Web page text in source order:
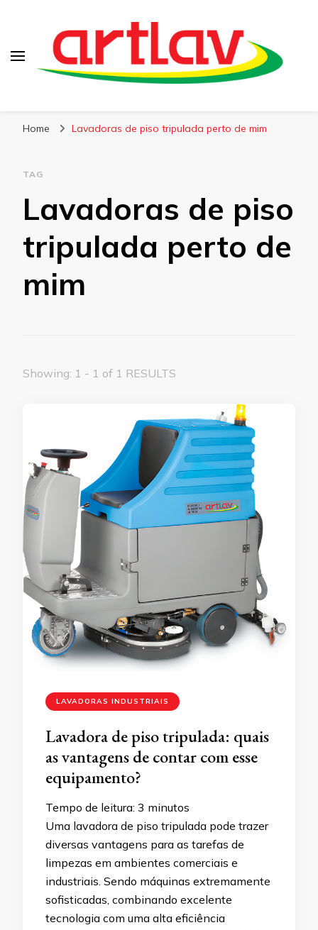
Home Lavadoras de piso tripulada perto de mim
TAG
Lavadoras de piso
tripulada perto de
mim
Showing: 1 - 1 of 1 RESULTS
LAVADORAS INDUSTRIAIS
Lavadora de piso tripulada: quais
as vantagens de contar com esse
equipamento?
Tempo de leitura: 3 minutos
Uma lavadora de piso tripulada pode trazer
diversas vantagens para as tarefas de
limpezas em ambientes comerciais e
industriais. Sendo máquinas extremamente
sofisticadas, combinando excelente
tecnologia com uma alta eficiência